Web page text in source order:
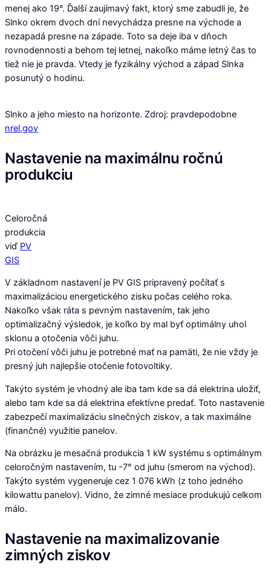
menej ako 19°. Ďalší zaujímavý fakt, ktorý sme zabudli je, že
Slnko okrem dvoch dní nevychádza presne na východe a
nezapadá presne na západe. Toto sa deje iba v dňoch
rovnodennosti a behom tej letnej, nakoľko máme letný čas to
tiež nie je pravda. Vtedy je fyzikálny východ a západ Slnka
posunutý o hodinu.
Slnko a jeho miesto na horizonte. Zdroj: pravdepodobne
nrel.gov
Nastavenie na maximálnu ročnú
produkciu
Celoročná
produkcia
viď PV
GIS
V základnom nastavení je PV GIS pripravený počítať s
maximalizáciou energetického zisku počas celého roka.
Nakoľko však ráta s pevným nastavením, tak jeho
optimalizačný výsledok, je koľko by mal byť optimálny uhol
sklonu a otočenia vôči juhu.
Pri otočení vôči juhu je potrebné mať na pamäti, že nie vždy je
presný juh najlepšie otočenie fotovoltiky.
Takýto systém je vhodný ale iba tam kde sa dá elektrina uložiť,
alebo tam kde sa dá elektrina efektívne predať. Toto nastavenie
zabezpečí maximalizáciu slnečných ziskov, a tak maximálne
(finančné) využitie panelov.
Na obrázku je mesačná produkcia 1 kW systému s optimálnym
celoročným nastavením, tu -7° od juhu (smerom na východ).
Takýto systém vygeneruje cez 1 076 kWh (z toho jedného
kilowattu panelov). Vidno, že zimné mesiace produkujú celkom
málo.
Nastavenie na maximalizovanie
zimných ziskov